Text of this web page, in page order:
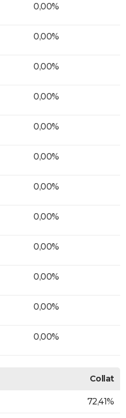
0,00%
0,00%
0,00%
0,00%
0,00%
0,00%
0,00%
0,00%
0,00%
0,00%
0,00%
0,00%
Collat
72,41%